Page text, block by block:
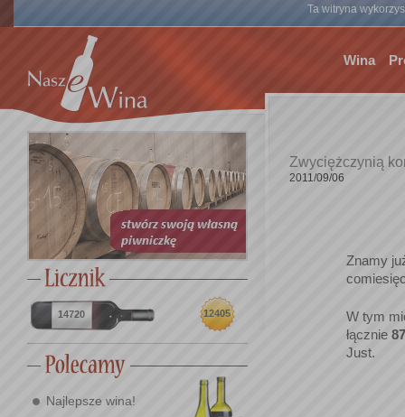
Ta witryna
Wina
14720 12405
Najlepsze wina!
Zwyciężczynią
2011/09/06
Znamy
W tym
łącznie
Just.